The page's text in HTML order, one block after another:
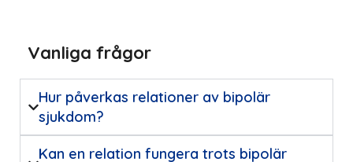
Vanliga frågor
Hur påverkas relationer av bipolär
sjukdom?
Kan en relation fungera trots bipolär